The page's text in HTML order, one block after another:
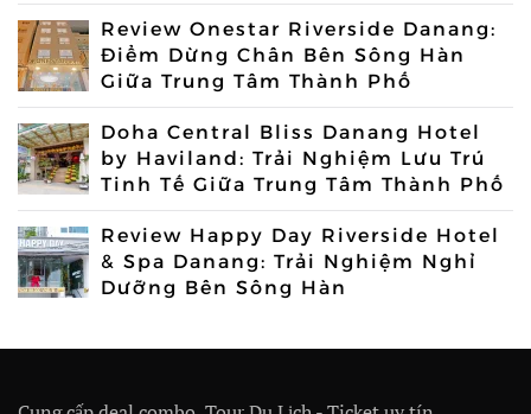
Review Onestar Riverside Danang:
Điểm Dừng Chân Bên Sông Hàn
Giữa Trung Tâm Thành Phố
Doha Central Bliss Danang Hotel
by Haviland: Trải Nghiệm Lưu Trú
Tinh Tế Giữa Trung Tâm Thành Phố
Review Happy Day Riverside Hotel
& Spa Danang: Trải Nghiệm Nghỉ
Dưỡng Bên Sông Hàn